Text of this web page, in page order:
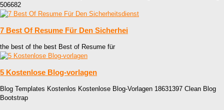
506682
7 Best Of Resume Für Den Sicherhei
the best of the best Best of Resume für
5 Kostenlose Blog-vorlagen
Blog Templates Kostenlos Kostenlose Blog-Vorlagen 18631397 Clean Blog
Bootstrap